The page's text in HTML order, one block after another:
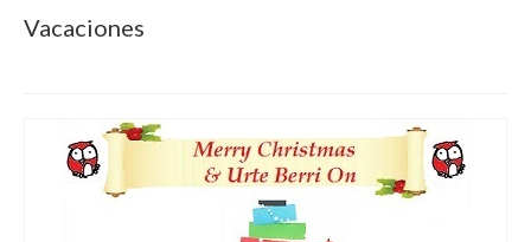
Horarios y precios
Sobre nosotros
Vacaciones